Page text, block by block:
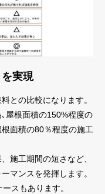
実現
との比較になります。
屋根面積の150%程度の
面積の80％程度の施工
施工期間の短さなど、
マンスを発揮します。
スもあります。